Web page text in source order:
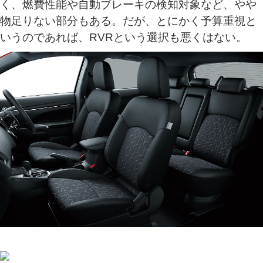
く、燃費性能や自動ブレーキの検知対象など、やや
物足りない部分もある。だが、とにかく予算重視と
いうのであれば、RVRという選択も悪くはない。